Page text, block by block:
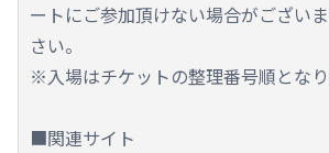
ートにご参加頂けない場合がござい
さい。
※入場はチケットの整理番号順となり
■関連サイト